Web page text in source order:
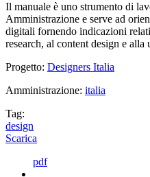
Il manuale è uno strumento di
Amministrazione e serve ad
digitali fornendo indicazioni
research, al content design e alla
Progetto: Designers Italia
Amministrazione: italia
Tag:
design
Scarica
pdf